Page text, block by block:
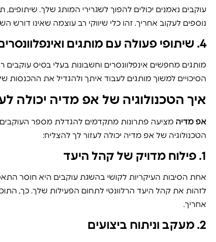
עוקבים נאמנים יכולים להפוך לשגרירי המותג שלך.
נוספים לעקוב אחריך. זהו כלי שיווקי רב עוצמה שאינו דורש
4. שיתופי פעולה עם מותגים
מותגים מחפשים אינפלוונסרים וחשבונות בעלי בסיס
הסיכויים למשוך מותגים לעבוד איתך ולהגדיל את ההכנסות
איך הטכנולוגיה של אפ מדיה יכולה
אפ מדיה מציעה פתרונות מתקדמים להגדלת מספר
הטכנולוגיה של אפ מדיה יכולה לעזור לך להצליח:
1. פילוח מדויק של קהל היעד
אחת הסיבות העיקריות לקושי בהשגת עוקבים היא חוסר
לזהות את קהל היעד הרלוונטי לתחום הפעילות שלך. כך,
אחריך.
2. מעקב וניתוח ביצועים